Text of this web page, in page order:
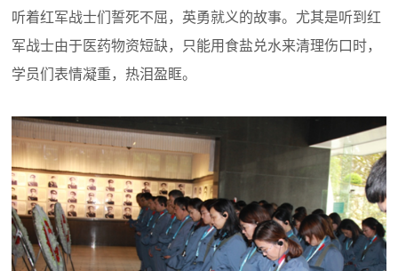
听着红军战士们誓死不屈，英勇就义的故事。尤其是听到红
军战士由于医药物资短缺，只能用食盐兑水来清理伤口时，
学员们表情凝重，热泪盈眶。